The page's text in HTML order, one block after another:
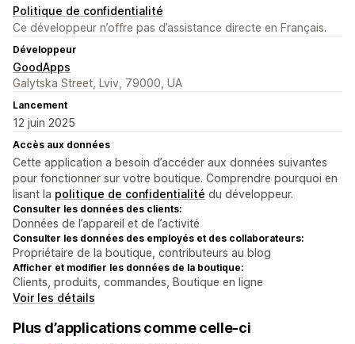
Politique de confidentialité
Ce développeur n’offre pas d’assistance directe en Français.
Développeur
GoodApps
Galytska Street, Lviv, 79000, UA
Lancement
12 juin 2025
Accès aux données
Cette application a besoin d’accéder aux données suivantes
pour fonctionner sur votre boutique. Comprendre pourquoi en
lisant la politique de confidentialité du développeur.
Consulter les données des clients:
Données de l’appareil et de l’activité
Consulter les données des employés et des collaborateurs:
Propriétaire de la boutique, contributeurs au blog
Afficher et modifier les données de la boutique:
Clients, produits, commandes, Boutique en ligne
Voir les détails
Plus d’applications comme celle-ci